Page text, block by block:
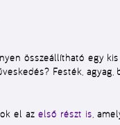
összeállítható egy
Festék,
el az első részt is ,